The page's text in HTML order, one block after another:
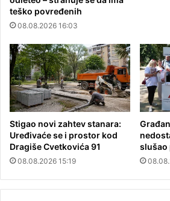
teško povređenih
08.08.2026 16:03
Stigao novi zahtev stanara:
Uređivaće se i prostor kod
Dragiše Cvetkovića 91
08.08.2026 15:19
slušao